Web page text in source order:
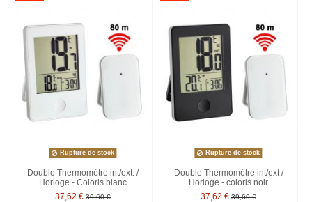
Rupture de stock
Double Thermomètre int/ext. /
Horloge - Coloris blanc
37,62 € 39,60 €
Rupture de stock
Double Thermomètre int/ext /
Horloge - coloris noir
37,62 € 39,60 €